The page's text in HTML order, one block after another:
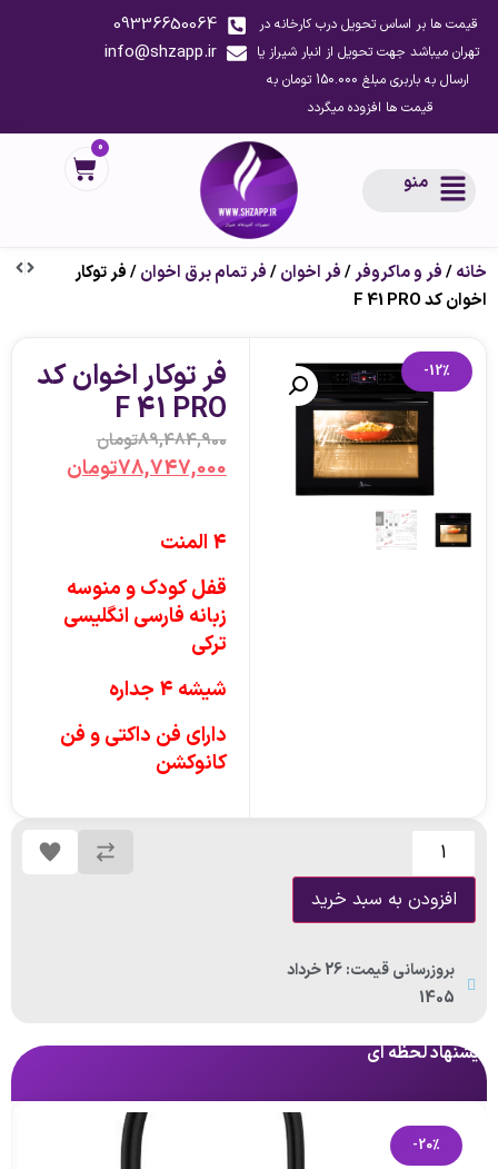
قیمت ها بر اساس تحویل درب کارخانه در
تهران میباشد جهت تحویل از انبار شیراز یا
ارسال به باربری مبلغ 150.000 تومان به
قیمت ها افزوده میگردد
09336650064
info@shzapp.ir
منو
0
خانه/فر و ماکروفر/فر اخوان/فر تمام برق اخوان/ فر توکار
اخوان کد F 41 PRO
پیشنهاد لحظه ای
-20%
-12% فر توکار اخوان کد
F 41 PRO
89,484,900تومان
78,747,000تومان
4 المنت
قفل کودک و منوسه
زبانه فارسی انگلیسی
ترکی
شیشه 4 جداره
دارای فن داکتی و فن
کانوکشن
افزودن به سبد خرید
بروزرسانی قیمت: 26 خرداد
1405